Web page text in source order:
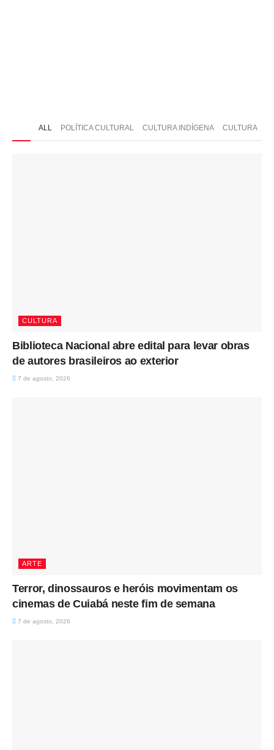
ALL POLÍTICA CULTURAL CULTURA INDÍGENA CULTURA
CULTURA
Biblioteca Nacional abre edital para levar obras
de autores brasileiros ao exterior
7 de agosto, 2026
ARTE
Terror, dinossauros e heróis movimentam os
cinemas de Cuiabá neste fim de semana
7 de agosto, 2026